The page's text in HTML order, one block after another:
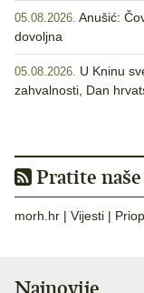
05.08.2026. Anušić:
dovoljna
05.08.2026. U Kninu
zahvalnosti, Dan
Pratite
morh.hr | Vijesti |